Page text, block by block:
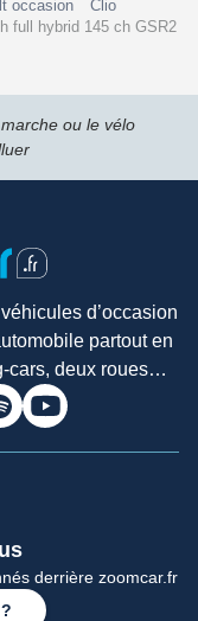
occasion
Clio
full hybrid 145 ch GSR2
ou le vélo
d’occasion
partout en
cars, deux roues…
derrière zoomcar.fr